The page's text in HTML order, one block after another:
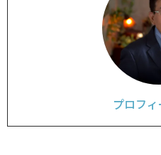
プロフ